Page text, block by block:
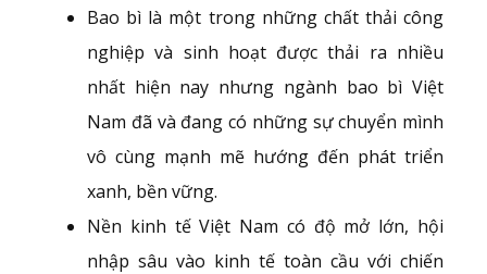
Bao bì là một trong những chất thải công
nghiệp và sinh hoạt được thải ra nhiều
nhất hiện nay nhưng ngành bao bì Việt
Nam đã và đang có những sự chuyển mình
vô cùng mạnh mẽ hướng đến phát triển
xanh, bền vững.
Nền kinh tế Việt Nam có độ mở lớn, hội
nhập sâu vào kinh tế toàn cầu với chiến